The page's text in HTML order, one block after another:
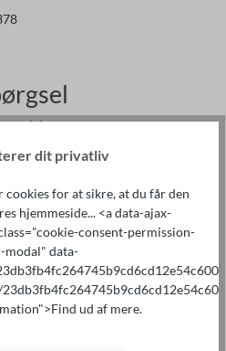
dit privatliv
cookies for at sikre, at du får den
hjemmeside... <a data-ajax-
consent-permission-
modal" data-
ud af mere.